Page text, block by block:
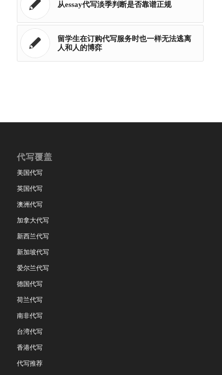
从essay代写淡季判断是否靠谱正规
留学生在订购代写服务时也一样无法逃离
人和人的博弈
代写覆盖
美国代写
英国代写
澳洲代写
加拿大代写
新西兰代写
新加坡代写
爱尔兰代写
德国代写
荷兰代写
南非代写
台湾代写
香港代写
代写推荐